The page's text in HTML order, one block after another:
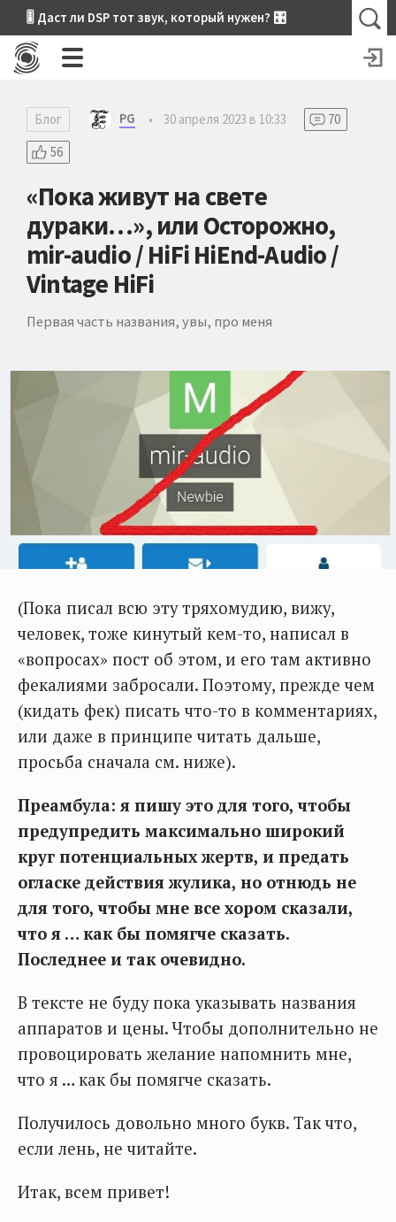
🎚 Даст ли DSP тот звук, который нужен? 🎛
Блог PG • 30 апреля 2023 в 10:33
70
56
«Пока живут на свете
дураки…», или Осторожно,
mir-audio / HiFi HiEnd-Audio /
Vintage HiFi
Первая часть названия, увы, про меня
(Пока писал всю эту тряхомудию, вижу,
человек, тоже кинутый кем-то, написал в
«вопросах» пост об этом, и его там активно
фекалиями забросали. Поэтому, прежде чем
(кидать фек) писать что-то в комментариях,
или даже в принципе читать дальше,
просьба сначала см. ниже).
Преамбула: я пишу это для того, чтобы
предупредить максимально широкий
круг потенциальных жертв, и предать
огласке действия жулика, но отнюдь не
для того, чтобы мне все хором сказали,
что я … как бы помягче сказать.
Последнее и так очевидно.
В тексте не буду пока указывать названия
аппаратов и цены. Чтобы дополнительно не
провоцировать желание напомнить мне,
что я … как бы помягче сказать.
Получилось довольно много букв. Так что,
если лень, не читайте.
Итак, всем привет!